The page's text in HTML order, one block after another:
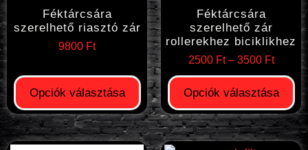
Féktárcsára
szerelhető riasztó zár
9800 Ft
Opciók választása
Féktárcsára
szerelhető zár
rollerekhez biciklikhez
2500 Ft – 3500 Ft
Opciók választása